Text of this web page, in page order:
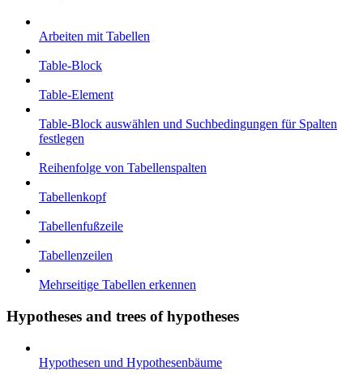
Arbeiten mit Tabellen
Table-Block
Table-Element
Table-Block auswählen und Suchbedingungen für Spalten
festlegen
Reihenfolge von Tabellenspalten
Tabellenkopf
Tabellenfußzeile
Tabellenzeilen
Mehrseitige Tabellen erkennen
Hypotheses and trees of hypotheses
Hypothesen und Hypothesenbäume